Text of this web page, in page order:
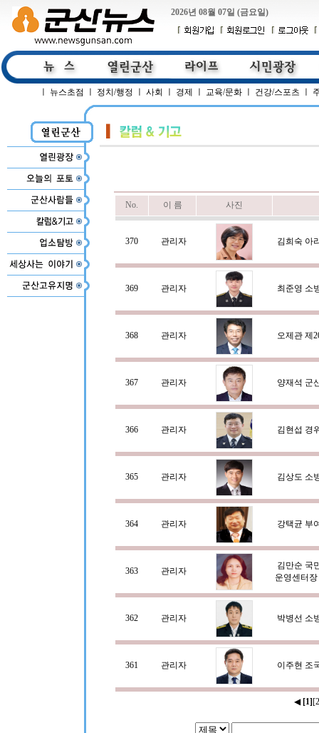
2026년 08월 07일 (금요일)
뉴스초점 정치/행정 사회 경제 교육/문화 건강/스포츠
No. 이 름 사진
370 관리자 김희숙 아
369 관리자 최준영 소
368 관리자 오제관 제
367 관리자 양재석 군
366 관리자 김현섭 경
365 관리자 김상도 소
364 관리자 강택균 부
363 관리자
김만순 국
운영센터장
362 관리자 박병선 소
361 관리자 이주현 조
◀ [1]